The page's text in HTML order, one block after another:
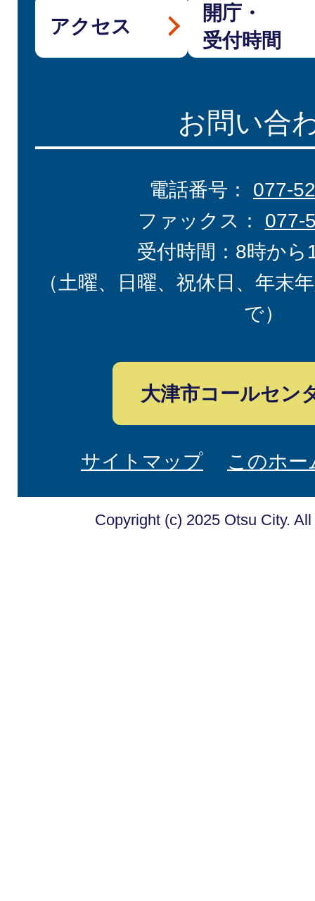
アクセス
開庁・
受付時間
お問い合
電話番号： 077-
ファックス： 077-
受付時間：8時から
（土曜、日曜、祝休日、年末
で）
大津市コールセン
サイトマップ このホ
Copyright (c) 2025 Otsu City.